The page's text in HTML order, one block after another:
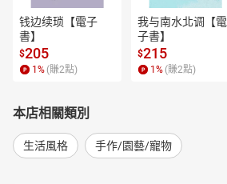
钱边续琐【電子
書】
$205
1 % (賺2點)
我与南水北调【電
子書】
$215
1 % (賺2點)
本店相關類別
生活風格 手作/園藝/寵物